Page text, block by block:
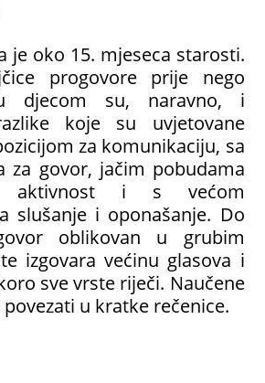
je oko 15. mjeseca starosti.
progovore prije nego
djecom su, naravno, i
koje su uvjetovane
za komunikaciju, sa
za govor, jačim pobudama
aktivnost i s većom
slušanje i oponašanje. Do
oblikovan u grubim
izgovara većinu glasova i
sve vrste riječi. Naučene
u kratke rečenice.